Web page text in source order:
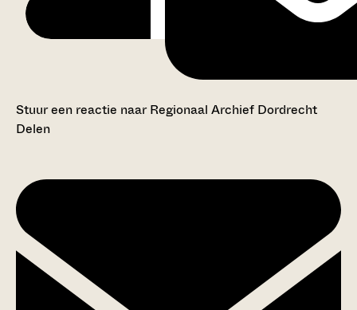
Stuur een reactie naar Regionaal Archief Dordrecht
Delen